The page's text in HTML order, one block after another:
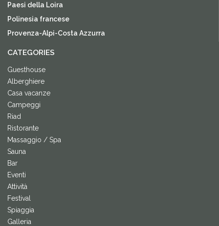
Paesi della Loira
Polinesia francese
Provenza-Alpi-Costa Azzurra
CATEGORIES
Guesthouse
Alberghiere
Casa vacanze
Campeggi
Riad
Ristorante
Massaggio / Spa
Sauna
Bar
Eventi
Attività
Festival
Spiaggia
Galleria